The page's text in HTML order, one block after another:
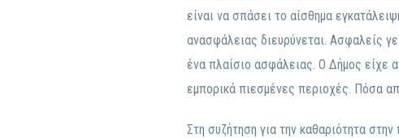
είναι να σπάσει το αίσθημα
ανασφάλειας διευρύνεται. Ασφαλείς
ένα πλαίσιο ασφάλειας. Ο Δήμος είχε
εμπορικά πιεσμένες περιοχές. Πόσα
Στη συζήτηση για την καθαριότητα